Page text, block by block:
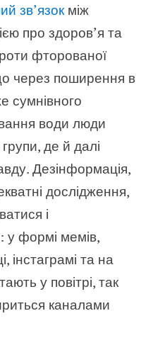
зв’язокміж
про здоров’я та
фторованої
через поширення в
сумнівного
води люди
де й далі
Дезінформація,
дослідження,
і
у формі мемів,
інстаграмі та на
у повітрі, так
каналами